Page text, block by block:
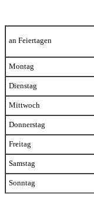
an Feiertagen
Montag
Dienstag
Mittwoch
Donnerstag
Freitag
Samstag
Sonntag